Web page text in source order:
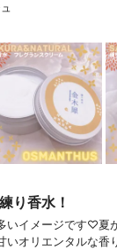
り香水！
いイメージです♡夏
いオリエンタルな香